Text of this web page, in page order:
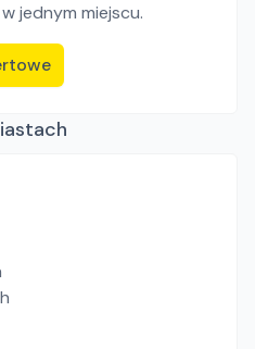
jednym miejscu.